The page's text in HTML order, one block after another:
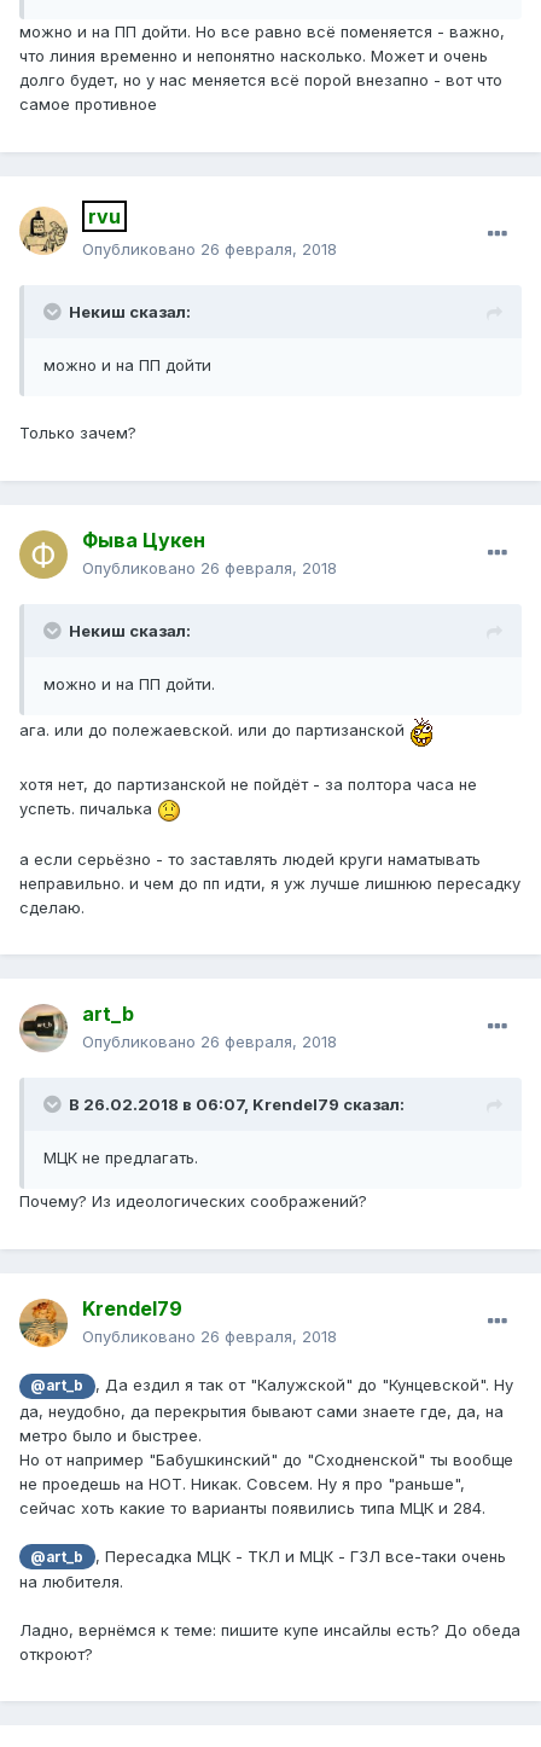
можно и на ПП дойти. Но все равно всё поменяется - важно,
что линия временно и непонятно насколько. Может и очень
долго будет, но у нас меняется всё порой внезапно - вот что
самое противное
rvu
Опубликовано 26 февраля, 2018
Некиш сказал:
можно и на ПП дойти
Только зачем?
Фыва Цукен
Опубликовано 26 февраля, 2018
Некиш сказал:
можно и на ПП дойти.
ага. или до полежаевской. или до партизанской
хотя нет, до партизанской не пойдёт - за полтора часа не
успеть. пичалька
а если серьёзно - то заставлять людей круги наматывать
неправильно. и чем до пп идти, я уж лучше лишнюю пересадку
сделаю.
art_b
Опубликовано 26 февраля, 2018
В 26.02.2018 в 06:07, Krendel79 сказал:
МЦК не предлагать.
Почему? Из идеологических соображений?
Krendel79
Опубликовано 26 февраля, 2018
@art_b
, Да ездил я так от "Калужской" до "Кунцевской". Ну
да, неудобно, да перекрытия бывают сами знаете где, да, на
метро было и быстрее.
Но от например "Бабушкинский" до "Сходненской" ты вообще
не проедешь на НОТ. Никак. Совсем. Ну я про "раньше",
сейчас хоть какие то варианты появились типа МЦК и 284.
@art_b
, Пересадка МЦК - ТКЛ и МЦК - ГЗЛ все-таки очень
на любителя.
Ладно, вернёмся к теме: пишите купе инсайлы есть? До обеда
откроют?